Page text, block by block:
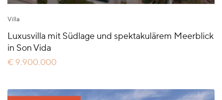
Villa
Luxusvilla mit Südlage und spektakulärem Meerblick
in Son Vida
€ 9.900.000